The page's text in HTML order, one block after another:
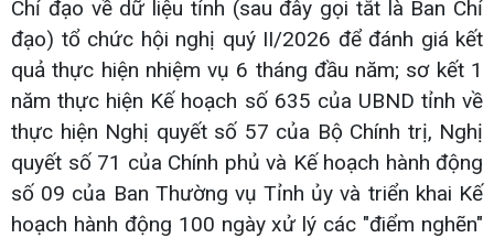
Chỉ đạo về dữ liệu tỉnh (sau đây gọi tắt là Ban Chỉ
đạo) tổ chức hội nghị quý II/2026 để đánh giá kết
quả thực hiện nhiệm vụ 6 tháng đầu năm; sơ kết 1
năm thực hiện Kế hoạch số 635 của UBND tỉnh về
thực hiện Nghị quyết số 57 của Bộ Chính trị, Nghị
quyết số 71 của Chính phủ và Kế hoạch hành động
số 09 của Ban Thường vụ Tỉnh ủy và triển khai Kế
hoạch hành động 100 ngày xử lý các "điểm nghẽn"